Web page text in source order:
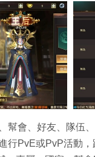
幫會、好友、隊伍
行PvE或PvP活動